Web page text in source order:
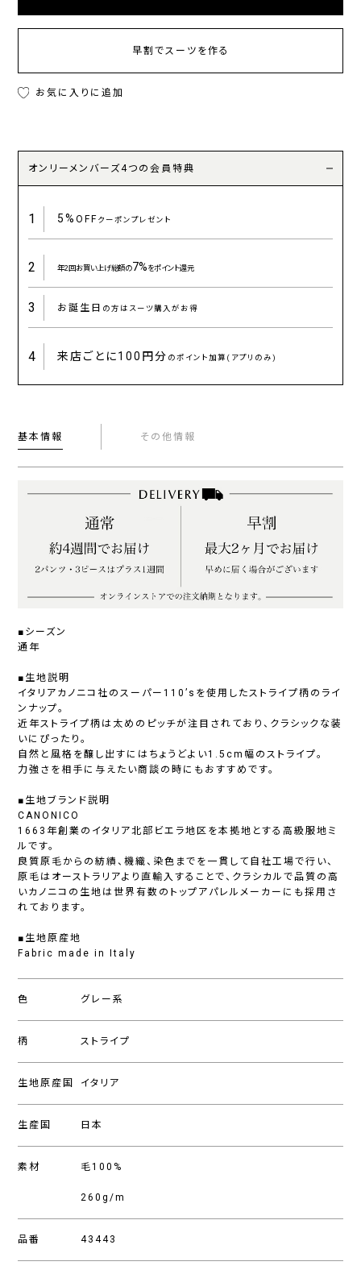
早割でスーツを作る
お気に入りに追加
オンリーメンバーズ4つの会員特典
1 5%OFFクーポンプレゼント
2 年2回お買い上げ総額の7%をポイント還元
3 お誕生日 の方はスーツ購入がお得
4 来店ごとに100円分 のポイント加算(アプリのみ)
基本情報 その他情報
■シーズン
通年
■生地説明
イタリアカノニコ社のスーパー110’sを使用したストライプ柄のライ
ンナップ。
近年ストライプ柄は太めのピッチが注目されており、クラシックな装
いにぴったり。
自然と風格を醸し出すにはちょうどよい1.5cm幅のストライプ。
力強さを相手に与えたい商談の時にもおすすめです。
■生地ブランド説明
CANONICO
1663年創業のイタリア北部ビエラ地区を本拠地とする高級服地ミ
ルです。
良質原毛からの紡績、機織、染色までを一貫して自社工場で行い、
原毛はオーストラリアより直輸入することで、クラシカルで品質の高
いカノニコの生地は世界有数のトップアパレルメーカーにも採用さ
れております。
■生地原産地
Fabric made in Italy
色 グレー系
柄 ストライプ
生地原産国 イタリア
生産国 日本
素材 毛100%
260g/m
品番 43443